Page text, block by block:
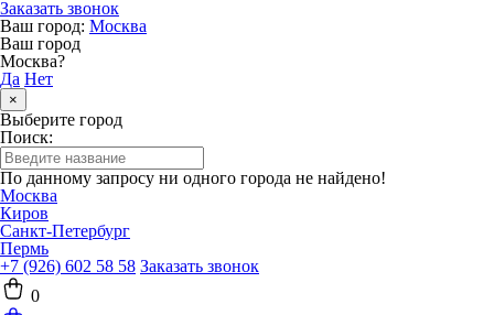
Заказать звонок
Ваш город: Москва
Ваш город
Москва?
Да Нет
×
Выберите город
Поиск:
По данному запросу ни одного города не найдено!
Москва
Киров
Санкт-Петербург
Пермь
+7 (926) 602 58 58 Заказать звонок
0